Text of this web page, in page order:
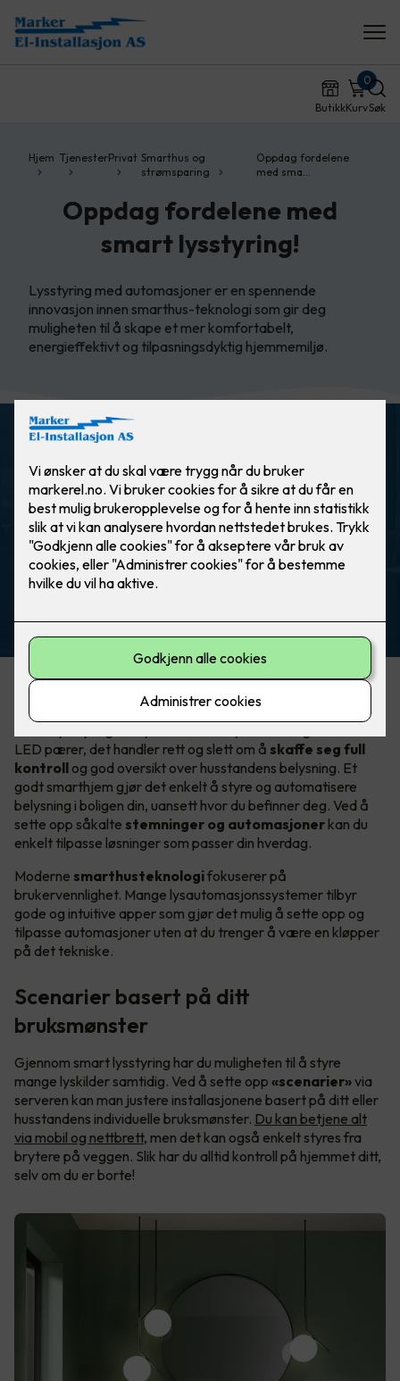
ButikkKurv
0
Søk
Hjem TjenesterPrivat Smarthus og
strømsparing
Oppdag fordelene
med sma…
Oppdag fordelene med
smart lysstyring!
Lysstyring med automasjoner er en spennende
innovasjon innen smarthus-teknologi som gir deg
muligheten til å skape et mer komfortabelt,
energieffektivt og tilpasningsdyktig hjemmemiljø.
ELKO Smart
Automatisk lys ved bevegelse. Helt
automagisk!
Hva er egentlig smart lysstyring?
LED pærer, det handler rett og slett om å skaffe seg full
kontroll og god oversikt over husstandens belysning. Et
godt smarthjem gjør det enkelt å styre og automatisere
belysning i boligen din, uansett hvor du befinner deg. Ved å
sette opp såkalte stemninger og automasjoner kan du
enkelt tilpasse løsninger som passer din hverdag.
Moderne smarthusteknologifokuserer på
brukervennlighet. Mange lysautomasjonssystemer tilbyr
gode og intuitive apper som gjør det mulig å sette opp og
tilpasse automasjoner uten at du trenger å være en kløpper
på det tekniske.
Scenarier basert på ditt
bruksmønster
Gjennom smart lysstyring har du muligheten til å styre
mange lyskilder samtidig. Ved å sette opp «scenarier»via
serveren kan man justere installasjonene basert på ditt eller
husstandens individuelle bruksmønster. Du kan betjene alt
via mobil og nettbrett, men det kan også enkelt styres fra
brytere på veggen. Slik har du alltid kontroll på hjemmet ditt,
selv om du er borte!